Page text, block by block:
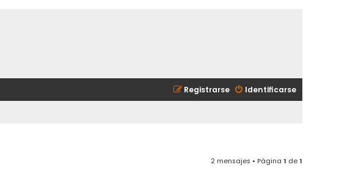
Identificarse
Registrarse
2 mensajes • Página 1 de1